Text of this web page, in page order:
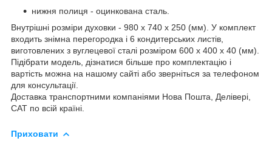
нижня полиця - оцинкована сталь.
Внутрішні розміри духовки - 980 х 740 х 250 (мм). У комплект
входить знімна перегородка і 6 кондитерських листів,
виготовлених з вуглецевої сталі розміром 600 х 400 х 40 (мм).
Підібрати модель, дізнатися більше про комплектацію і
вартість можна на нашому сайті або зверніться за телефоном
для консультації.
Доставка транспортними компаніями Нова Пошта, Делівері,
САТ по всій країні.
Приховати